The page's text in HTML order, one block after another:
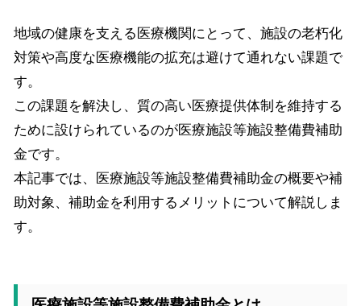
地域の健康を支える医療機関にとって、施設の老朽化
対策や高度な医療機能の拡充は避けて通れない課題で
す。
この課題を解決し、質の高い医療提供体制を維持する
ために設けられているのが医療施設等施設整備費補助
金です。
本記事では、医療施設等施設整備費補助金の概要や補
助対象、補助金を利用するメリットについて解説しま
す。